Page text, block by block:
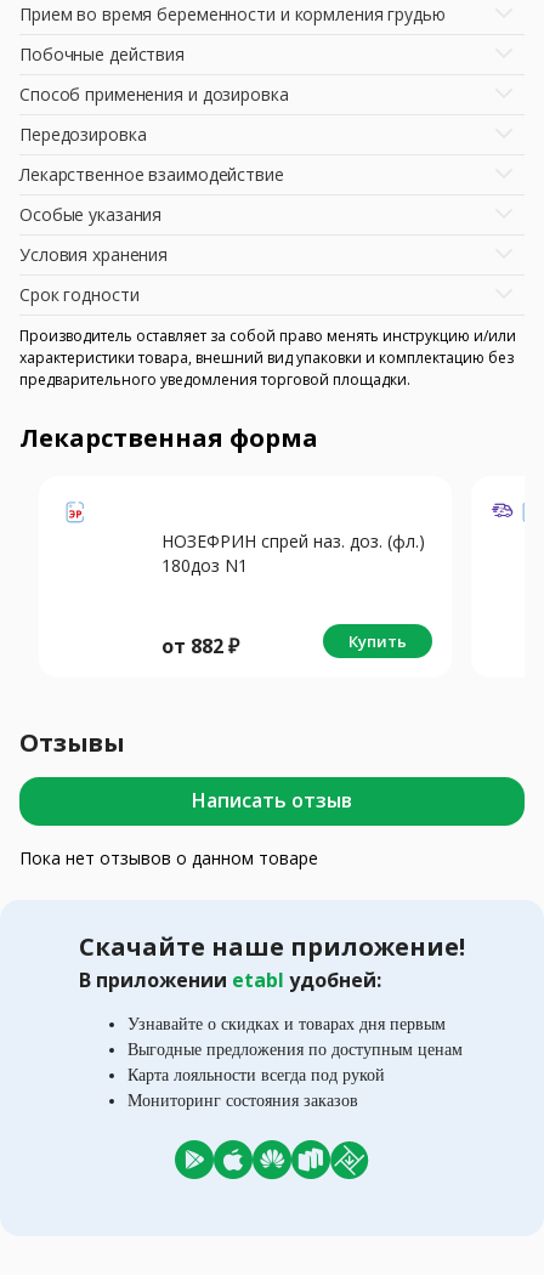
Прием во время беременности и кормления грудью
Побочные действия
Способ применения и дозировка
Передозировка
Лекарственное взаимодействие
Особые указания
Условия хранения
Срок годности
Производитель оставляет за собой право менять инструкцию и/или
характеристики товара, внешний вид упаковки и комплектацию без
предварительного уведомления торговой площадки.
Лекарственная форма
НОЗЕФРИН спрей наз. доз. (фл.)
180доз N1
от 882₽ Купить
Отзывы
Написать отзыв
Пока нет отзывов о данном товаре
Скачайте наше приложение!
В приложении etabl удобней:
Узнавайте о скидках и товарах дня первым
Выгодные предложения по доступным ценам
Карта лояльности всегда под рукой
Мониторинг состояния заказов